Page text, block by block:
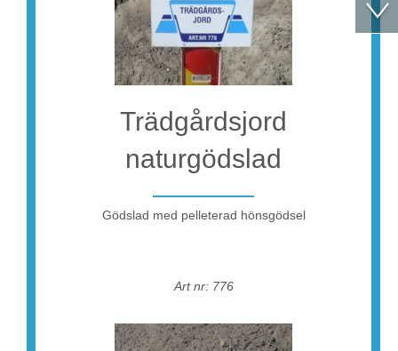
Trädgårdsjord
naturgödslad
Gödslad med pelleterad hönsgödsel
Art nr: 776